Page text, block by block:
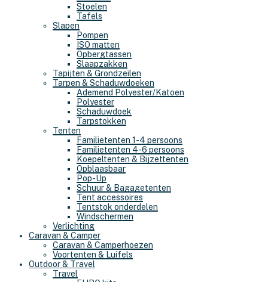
Stoelen
Tafels
Slapen
Pompen
ISO matten
Opbergtassen
Slaapzakken
Tapijten & Grondzeilen
Tarpen & Schaduwdoeken
Ademend Polyester/Katoen
Polyester
Schaduwdoek
Tarpstokken
Tenten
Familietenten 1-4 persoons
Familietenten 4-6 persoons
Koepeltenten & Bijzettenten
Opblaasbaar
Pop-Up
Schuur & Bagagetenten
Tent accessoires
Tentstok onderdelen
Windschermen
Verlichting
Caravan & Camper
Caravan & Camperhoezen
Voortenten & Luifels
Outdoor & Travel
Travel